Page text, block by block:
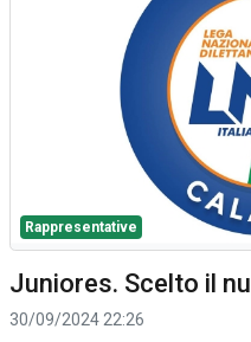
Rappresentative
Juniores. Scelto il
30/09/2024 22:26